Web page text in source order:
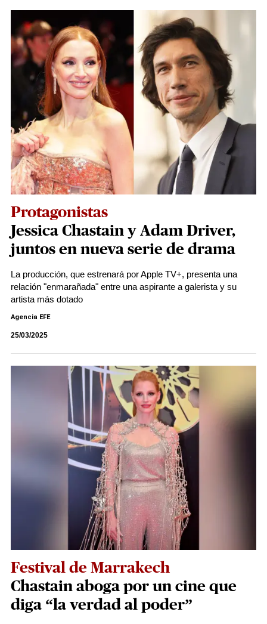
Protagonistas
Jessica Chastain y Adam Driver,
juntos en nueva serie de drama
La producción, que estrenará por Apple TV+, presenta una
relación "enmarañada" entre una aspirante a galerista y su
artista más dotado
Agencia EFE
25/03/2025
Festival de Marrakech
Chastain aboga por un cine que
diga “la verdad al poder”